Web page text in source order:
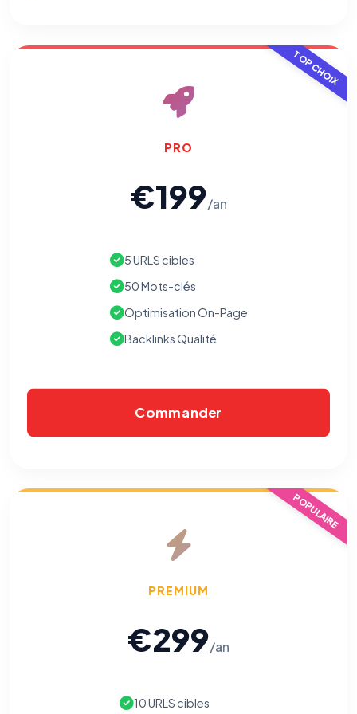
TOP CHOIX
PRO
€199/an
5 URLS cibles
50 Mots-clés
Optimisation On-Page
Backlinks Qualité
Commander
POPULAIRE
PREMIUM
€299/an
10 URLS cibles
opposer : utilisez lelien dédié en pied de chaque courriel(« Pour
vous opposer à ce suivi ») — sans vous désinscrire des envois — ou
Politique de